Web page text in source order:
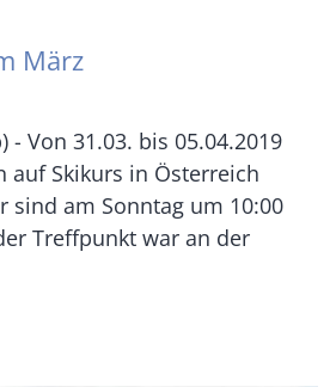
März
- Von 31.03. bis 05.04.2019
auf Skikurs in Österreich
sind am Sonntag um 10:00
Treffpunkt war an der